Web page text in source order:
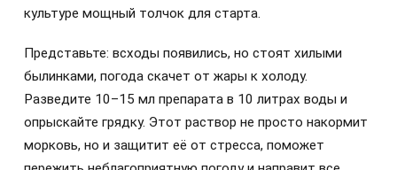
культуре мощный толчок для старта.
Представьте: всходы появились, но стоят хилыми
былинками, погода скачет от жары к холоду.
Разведите 10–15 мл препарата в 10 литрах воды и
опрыскайте грядку. Этот раствор не просто накормит
морковь, но и защитит её от стресса, поможет